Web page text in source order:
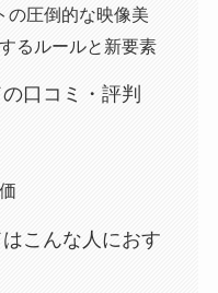
の圧倒的な映像美
るルールと新要素
口コミ・評判
こんな人におす